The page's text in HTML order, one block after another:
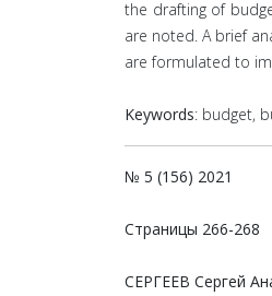
the drafting of
are noted. A brief
are formulated to
Keywords: budget,
№ 5 (156) 2021
Страницы 266-268
СЕРГЕЕВ Сергей